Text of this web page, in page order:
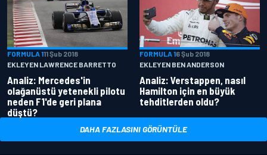
FORMULA 111 Şub 2018
EKLEYEN LAWRENCE BARRETTO
Analiz: Mercedes'in
olağanüstü yetenekli pilotu
neden F1'de geri plana
düştü?
FORMULA 16 Şub 2018
EKLEYEN BEN ANDERSON
Analiz: Verstappen, nasıl
Hamilton için en büyük
tehditlerden oldu?
DAHA FAZLASINI GÖRÜNTÜLE